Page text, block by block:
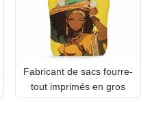
Fabricant de sacs fourre-
tout imprimés en gros